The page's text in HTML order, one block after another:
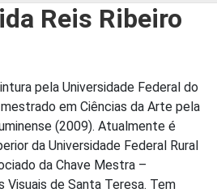
Reis Ribeiro
pela Universidade Federal do
em Ciências da Arte pela
(2009). Atualmente é
da Universidade Federal Rural
da Chave Mestra –
de Santa Teresa. Tem